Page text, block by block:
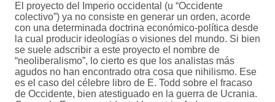
El proyecto del Imperio occidental (u “Occidente
colectivo”) ya no consiste en generar un orden, acorde
con una determinada doctrina económico-política desde
la cual producir ideologías o visiones del mundo. Si bien
se suele adscribir a este proyecto el nombre de
“neoliberalismo”, lo cierto es que los analistas más
agudos no han encontrado otra cosa que nihilismo. Ese
es el caso del célebre libro de E. Todd sobre el fracaso
de Occidente, bien atestiguado en la guerra de Ucrania.